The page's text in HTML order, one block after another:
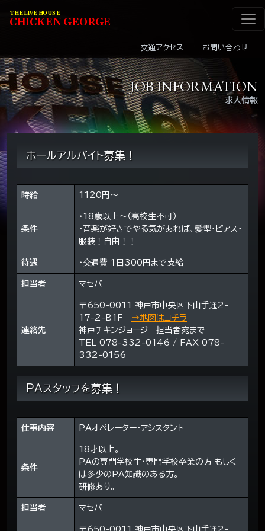
メインナビゲーショ
THE LIVE HOUSE
CHICKENGEORGE
交通アクセス お問い合わせ
求人情報
JOB INFORMATION
ホールアルバイト募集！
時給 1120円～
条件
・18歳以上～（高校生不可）
・音楽が好きでやる気があれば、髪型・ピアス・
服装！自由！！
待遇 ・交通費 １日300円まで支給
担当者 マセバ
連絡先
〒650-0011 神戸市中央区下山手通2-
17-2-B1F →地図はコチラ
神戸チキンジョージ 担当者宛まで
TEL 078-332-0146 / FAX 078-
332-0156
PAスタッフを募集！
仕事内容 PAオペレーター・アシスタント
条件
18才以上。
PAの専門学校生・専門学校卒業の方 もしく
は多少のPA知識のある方。
研修あり。
担当者 マセバ
〒650-0011 神戸市中央区下山手通2-